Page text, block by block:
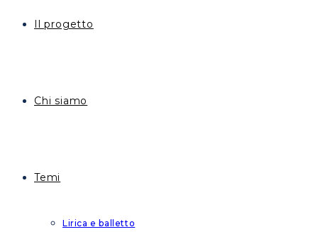
Il progetto
Chi siamo
Temi
Lirica e balletto